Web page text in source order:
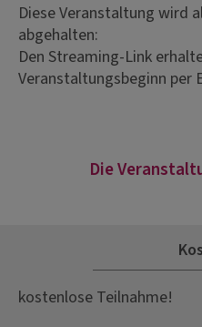
Diese Veranstaltung wird
abgehalten:
Den Streaming-Link
Veranstaltungsbeginn per
Die
kostenlose Teilnahme!